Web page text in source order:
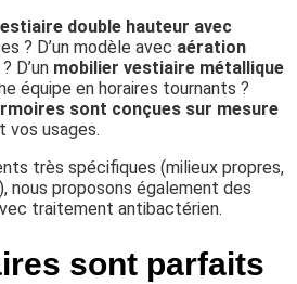
double hauteur avec
? D’un modèle avec aération
D’un mobilier vestiaire métallique
équipe en horaires tournants ?
sont conçues sur mesure
vos usages.
très spécifiques (milieux propres,
nous proposons également des
traitement antibactérien.
sont parfaits